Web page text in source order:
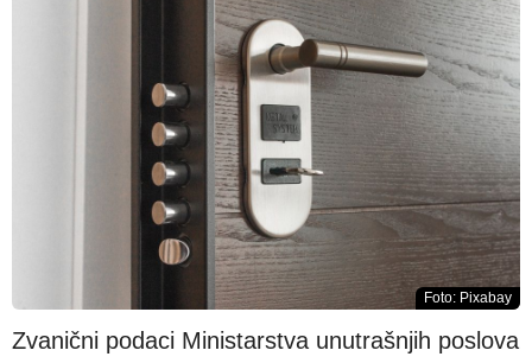
Foto: Pixabay
Zvanični podaci Ministarstva unutrašnjih poslova